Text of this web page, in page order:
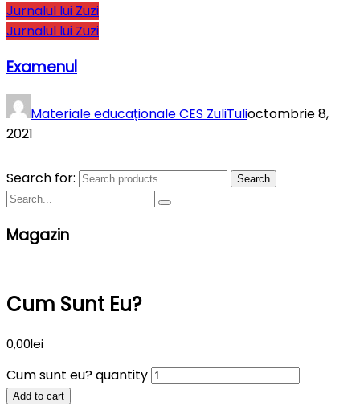
Jurnalul lui Zuzi
Jurnalul lui Zuzi
Examenul
Materiale educaționale CES ZuliTulioctombrie 8,
2021
Search for: Search
Magazin
Cum Sunt Eu?
0,00lei
Cum sunt eu? quantity
Add to cart